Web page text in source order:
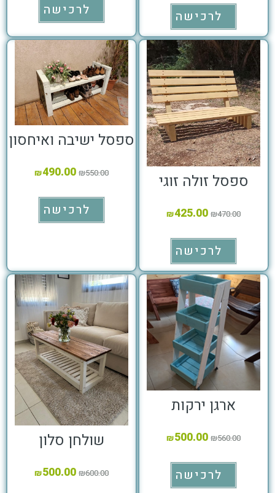
לרכישה לרכישה
ספסל זולה זוגי
₪470.00
₪425.00
לרכישה
ספסל ישיבה ואיחסון
₪550.00
₪490.00
לרכישה
ארגן ירקות
₪560.00
₪500.00
לרכישה
שולחן סלון
₪600.00
₪500.00